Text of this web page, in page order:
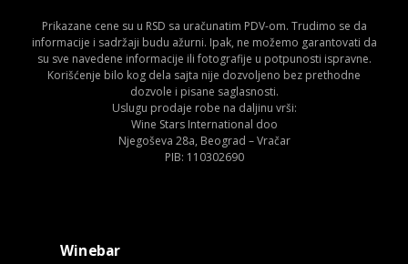
Prikazane cene su u RSD sa uračunatim PDV-om. Trudimo se da
informacije i sadržaji budu ažurni. Ipak, ne možemo garantovati da
su sve navedene informacije ili fotografije u potpunosti ispravne.
Korišćenje bilo kog dela sajta nije dozvoljeno bez prethodne
dozvole i pisane saglasnosti.
Uslugu prodaje robe na daljinu vrši:
Wine Stars International doo
Njegoševa 28a, Beograd – Vračar
PIB: 110302690
Winebar